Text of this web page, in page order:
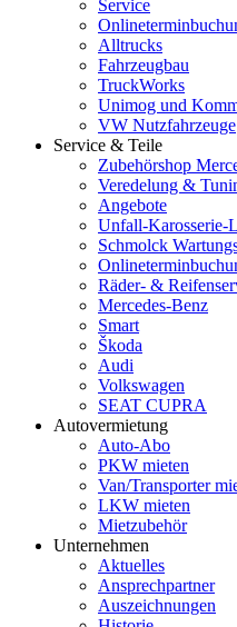
Service
Alltrucks
Fahrzeugbau
TruckWorks
Unimog und
VW Nutzfahrzeuge
Service & Teile
Zubehörshop
Veredelung &
Angebote
Unfall-Karosserie-
Schmolck
Räder- &
Mercedes-Benz
Smart
Škoda
Audi
Volkswagen
SEAT CUPRA
Autovermietung
Auto-Abo
PKW mieten
Van/Transporter
LKW mieten
Mietzubehör
Unternehmen
Aktuelles
Ansprechpartner
Auszeichnungen